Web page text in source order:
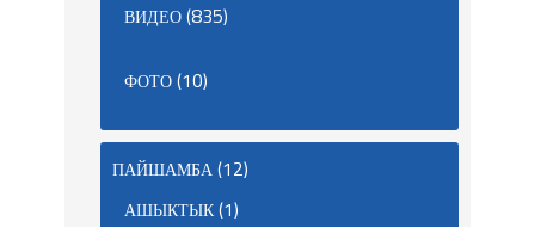
ВИДЕО(835)
ФОТО(10)
ПАЙШАМБА(12)
АШЫКТЫК(1)